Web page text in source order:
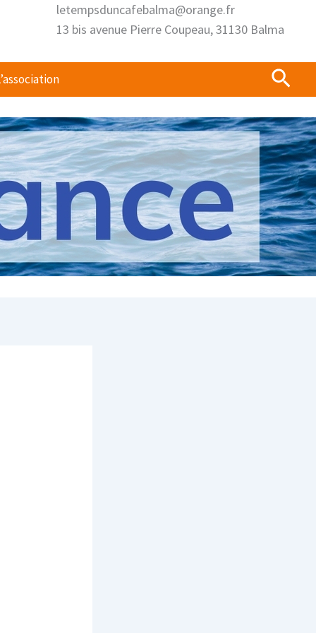
letempsduncafebalma@orange.fr
13 bis avenue Pierre Coupeau, 31130 Balma